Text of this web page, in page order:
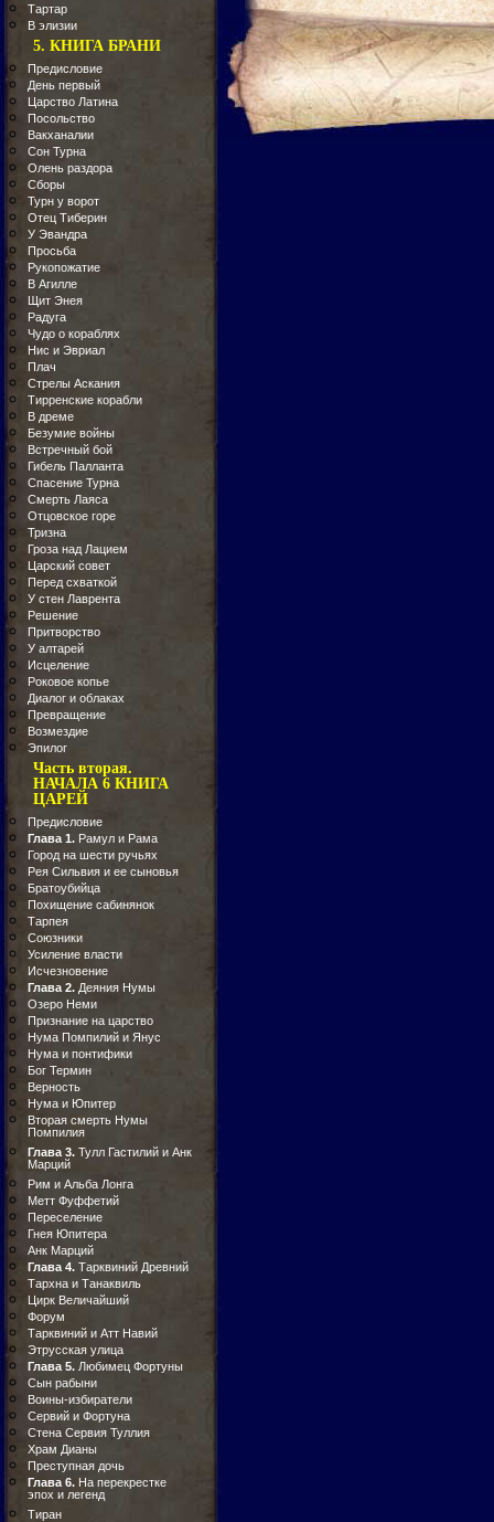
Тартар
В элизии
5. КНИГА БРАНИ
Предисловие
День первый
Царство Латина
Посольство
Вакханалии
Сон Турна
Олень раздора
Сборы
Турн у ворот
Отец Тиберин
У Эвандра
Просьба
Рукопожатие
В Агилле
Щит Энея
Радуга
Чудо о кораблях
Нис и Эвриал
Плач
Стрелы Аскания
Тирренские корабли
В дреме
Безумие войны
Встречный бой
Гибель Палланта
Спасение Турна
Смерть Лаяса
Отцовское горе
Тризна
Гроза над Лацием
Царский совет
Перед схваткой
У стен Лаврента
Решение
Притворство
У алтарей
Исцеление
Роковое копье
Диалог и облаках
Превращение
Возмездие
Эпилог
Часть вторая.
НАЧАЛА 6 КНИГА
ЦАРЕЙ
Предисловие
Глава 1. Рамул и Рама
Город на шести ручьях
Рея Сильвия и ее сыновья
Братоубийца
Похищение сабинянок
Тарпея
Союзники
Усиление власти
Исчезновение
Глава 2. Деяния Нумы
Озеро Неми
Признание на царство
Нума Помпилий и Янус
Нума и понтифики
Бог Термин
Верность
Нума и Юпитер
Вторая смерть Нумы
Помпилия
Глава 3. Тулл Гастилий и Анк
Марций
Рим и Альба Лонга
Метт Фуффетий
Переселение
Гнея Юпитера
Анк Марций
Глава 4. Тарквиний Древний
Тархна и Танаквиль
Цирк Величайший
Форум
Тарквиний и Атт Навий
Этрусская улица
Глава 5. Любимец Фортуны
Сын рабыни
Воины-избиратели
Сервий и Фортуна
Стена Сервия Туллия
Храм Дианы
Преступная дочь
Глава 6. На перекрестке
эпох и легенд
Тиран